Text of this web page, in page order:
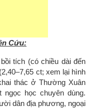
Cứu:
tích (có chiều dài đến
ct; xem lại hình
thác ở Thường Xuân
học chuyên dùng.
dân địa phương, ngoại